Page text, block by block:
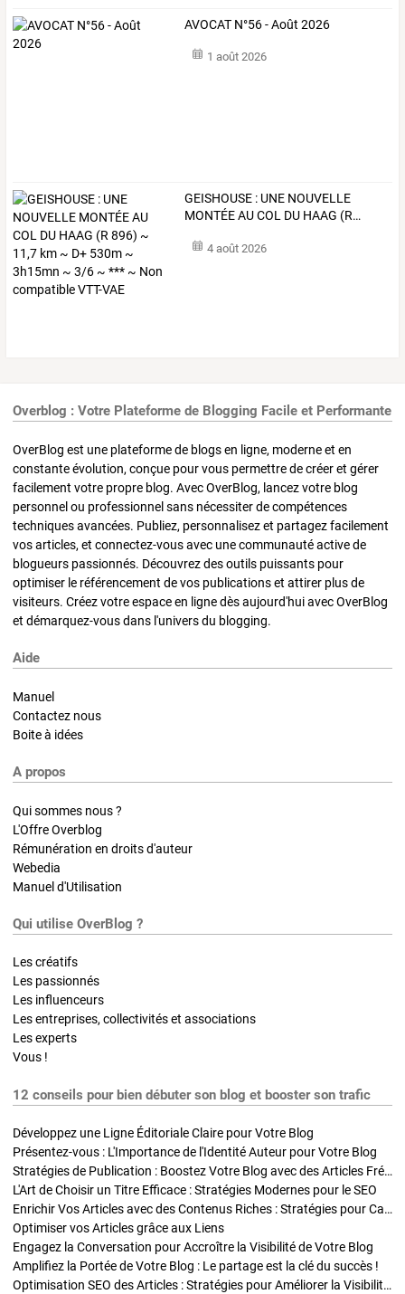
AVOCAT N°56 - Août 2026
1 août 2026
GEISHOUSE : UNE NOUVELLE
MONTÉEAUCOL DU HAAG (R…
4 août 2026
Overblog : Votre Plateforme de Blogging Facile et Performante
OverBlog est une plateforme de blogs en ligne, moderne et en
constante évolution, conçue pour vous permettre de créer et gérer
facilement votre propre blog. Avec OverBlog, lancez votre blog
personnel ou professionnel sans nécessiter de compétences
techniques avancées. Publiez, personnalisez et partagez facilement
vos articles, et connectez-vous avec une communauté active de
blogueurs passionnés. Découvrez des outils puissants pour
optimiser le référencement de vos publications et attirer plus de
visiteurs. Créez votre espace en ligne dès aujourd'hui avec OverBlog
et démarquez-vous dans l'univers du blogging.
Aide
Manuel
Contactez nous
Boite à idées
A propos
Qui sommes nous ?
L'Offre Overblog
Rémunération en droits d'auteur
Webedia
Manuel d'Utilisation
Qui utilise OverBlog ?
Les créatifs
Les passionnés
Les influenceurs
Les entreprises, collectivités et associations
Les experts
Vous !
12 conseils pour bien débuter son blog et booster son trafic
Développez une Ligne Éditoriale Claire pour Votre Blog
Présentez-vous : L'Importance de l'Identité Auteur pour Votre Blog
Stratégies de Publication : Boostez Votre Blog avec des Articles Fréquents et Exclusifs
L'Art de Choisir un Titre Efficace : Stratégies Modernes pour le SEO
Enrichir Vos Articles avec des Contenus Riches : Stratégies pour Captiver et Optimiser
Optimiser vos Articles grâce aux Liens
Engagez la Conversation pour Accroître la Visibilité de Votre Blog
Amplifiez la Portée de Votre Blog : Le partage est la clé du succès !
Optimisation SEO des Articles : Stratégies pour Améliorer la Visibilité de Votre Blog